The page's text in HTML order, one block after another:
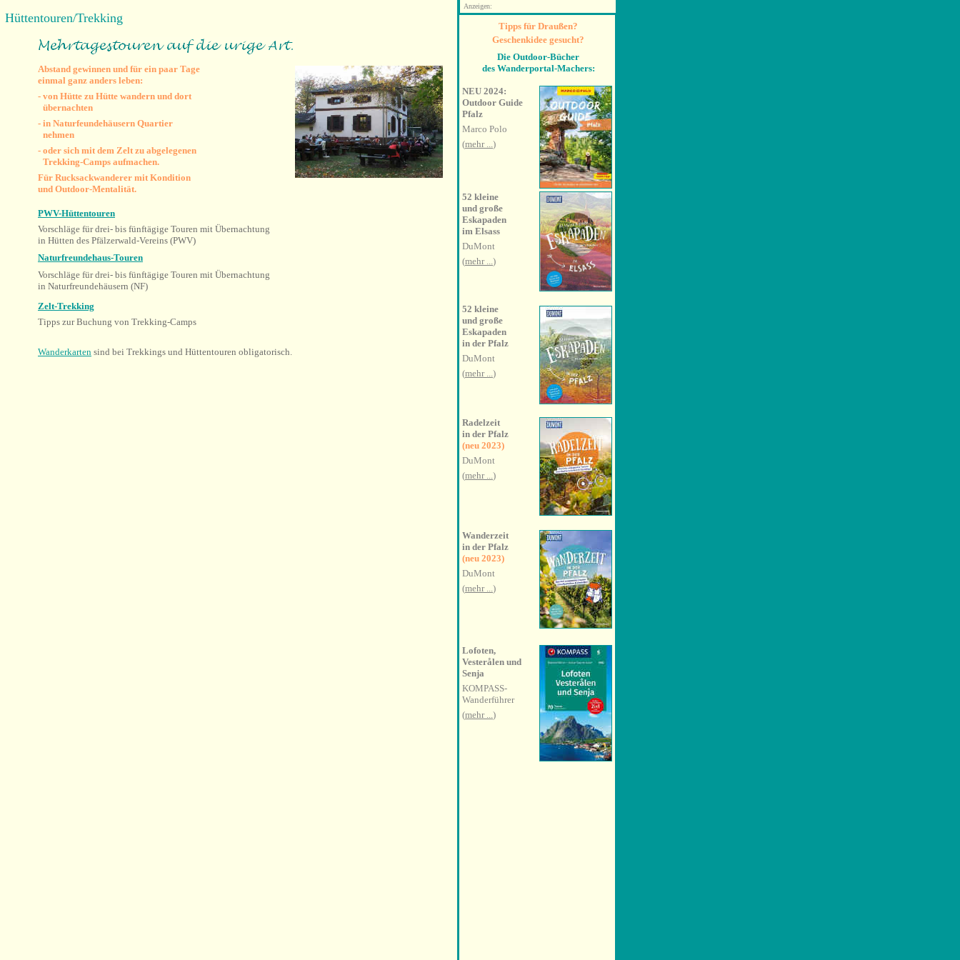
Hüttentouren/Trekking
Abstand gewinnen und für ein paar Tage
einmal ganz anders leben:
- von Hütte zu Hütte wandern und dort
übernachten
- in Naturfeundehäusern Quartier
nehmen
- oder sich mit dem Zelt zu abgelegenen
Trekking-Camps aufmachen.
Für Rucksackwanderer mit Kondition
und Outdoor-Mentalität.
PWV-Hüttentouren
Vorschläge für drei- bis fünftägige Touren mit Übernachtung
in Hütten des Pfälzerwald-Vereins (PWV)
Naturfreundehaus-Touren
Vorschläge für drei- bis fünftägige Touren mit Übernachtung
in Naturfreundehäusern (NF)
Zelt-Trekking
Tipps zur Buchung von Trekking-Camps
Wanderkarten sind bei Trekkings und Hüttentouren obligatorisch.
Anzeigen:
Tipps für Draußen?
Geschenkidee gesucht?
Die Outdoor-Bücher
des Wanderportal-Machers:
NEU 2024:
Outdoor Guide
Pfalz
Marco Polo
(mehr ...)
52 kleine
und große
Eskapaden
im Elsass
DuMont
(mehr ...)
52 kleine
und große
Eskapaden
in der Pfalz
DuMont
(mehr ...)
Radelzeit
in der Pfalz
(neu 2023)
DuMont
(mehr ...)
Wanderzeit
in der Pfalz
(neu 2023)
DuMont
(mehr ...)
Lofoten,
Vesterålen und
Senja
KOMPASS-
Wanderführer
(mehr ...)